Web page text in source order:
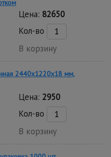
Цена: 82650
Кол-во
В корзину
2440х1220х18 мм,
Цена: 2950
Кол-во
В корзину